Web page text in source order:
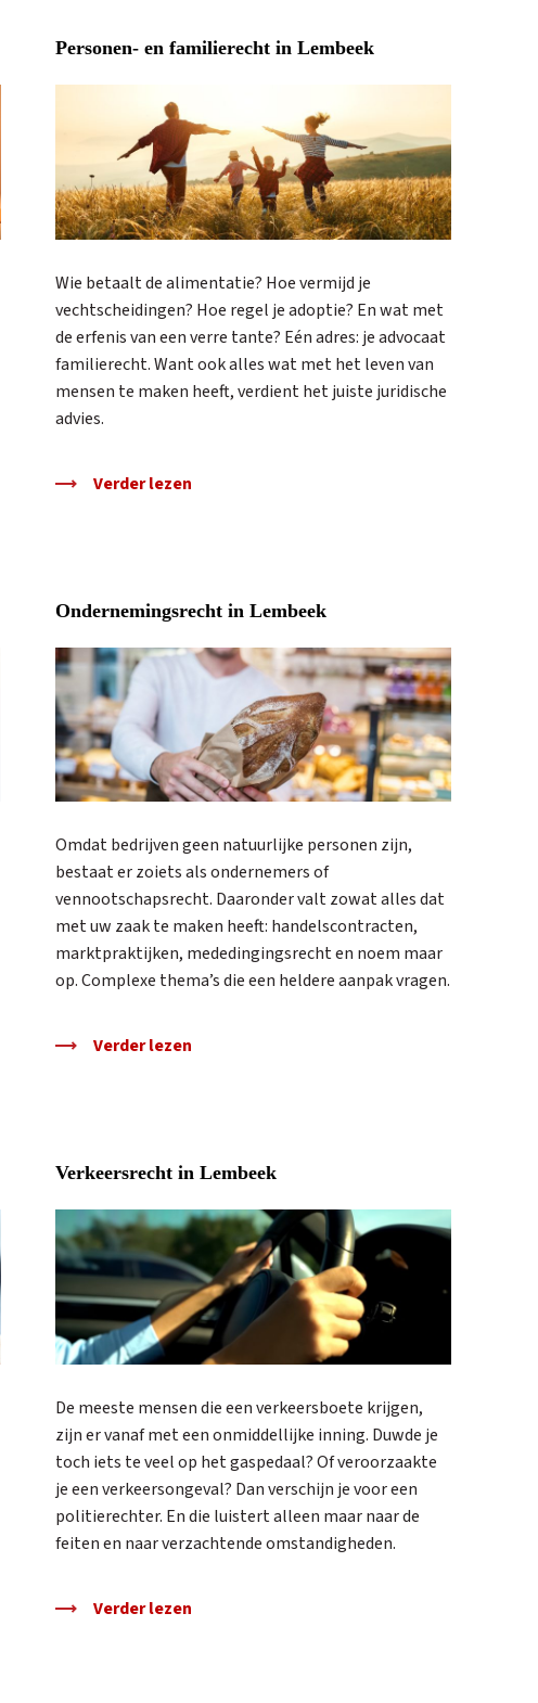
Personen- en familierecht in Lembeek
Wie betaalt de alimentatie? Hoe vermijd je
vechtscheidingen? Hoe regel je adoptie? En wat met
de erfenis van een verre tante? Eén adres: je advocaat
familierecht. Want ook alles wat met het leven van
mensen te maken heeft, verdient het juiste juridische
advies.
Verder lezen
Ondernemingsrecht in Lembeek
Omdat bedrijven geen natuurlijke personen zijn,
bestaat er zoiets als ondernemers of
vennootschapsrecht. Daaronder valt zowat alles dat
met uw zaak te maken heeft: handelscontracten,
marktpraktijken, mededingingsrecht en noem maar
op. Complexe thema’s die een heldere aanpak vragen.
Verder lezen
Verkeersrecht in Lembeek
De meeste mensen die een verkeersboete krijgen,
zijn er vanaf met een onmiddellijke inning. Duwde je
toch iets te veel op het gaspedaal? Of veroorzaakte
je een verkeersongeval? Dan verschijn je voor een
politierechter. En die luistert alleen maar naar de
feiten en naar verzachtende omstandigheden.
Verder lezen